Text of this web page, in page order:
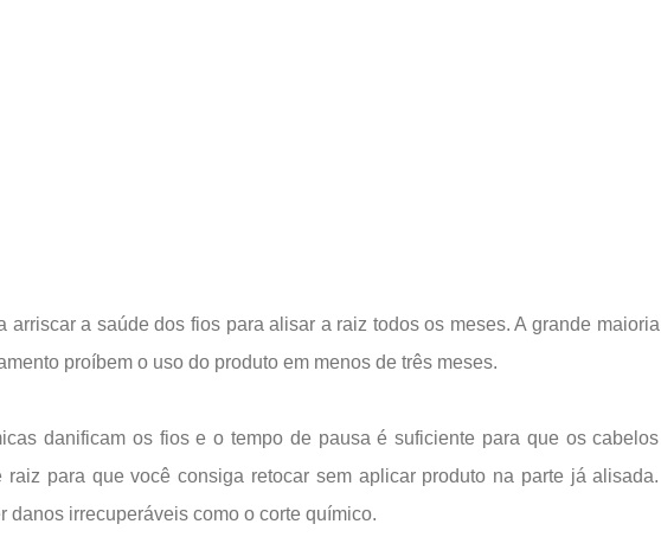
arriscar a saúde dos fios para alisar a raiz todos os meses. A grande maioria
proíbem o uso do produto em menos de três meses.
danificam os fios e o tempo de pausa é suficiente para que os cabelos
para que você consiga retocar sem aplicar produto na parte já alisada.
danos irrecuperáveis como o corte químico.